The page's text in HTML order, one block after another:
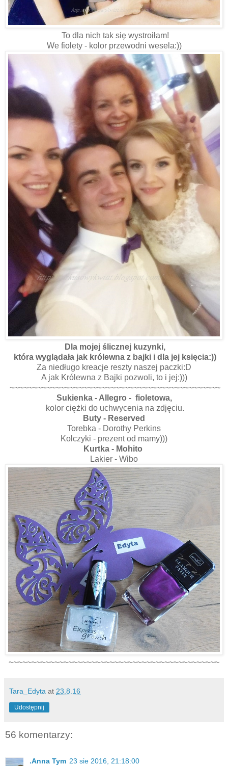
To dla nich tak się wystroiłam!
We fiolety - kolor przewodni wesela:))
Dla mojej ślicznej kuzynki,
która wyglądała jak królewna z bajki i dla jej księcia:))
Za niedługo kreacje reszty naszej paczki:D
A jak Królewna z Bajki pozwoli, to i jej:)))
~~~~~~~~~~~~~~~~~~~~~~~~~~~~~~~~~~~~~~~~~~~~~~
Sukienka - Allegro - fioletowa,
kolor ciężki do uchwycenia na zdjęciu.
Buty - Reserved
Torebka - Dorothy Perkins
Kolczyki - prezent od mamy)))
Kurtka - Mohito
Lakier - Wibo
~~~~~~~~~~~~~~~~~~~~~~~~~~~~~~~~~~~~~~~~~~~~~~
Tara_Edyta at 23.8.16
Udostępnij
56 komentarzy:
.Anna Tym 23 sie 2016, 21:18:00